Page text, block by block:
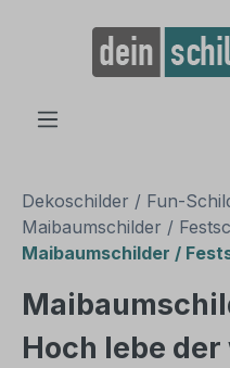
springen
Dekoschilder / Fun-
Maibaumschilder /
Maibaumschilder /
Hoch lebe